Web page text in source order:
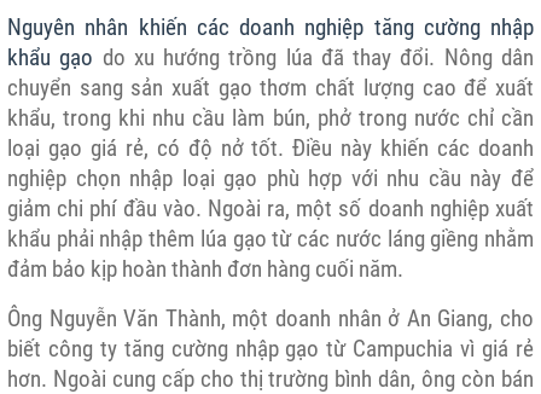
Nguyên nhân khiến các doanh nghiệp tăng cường nhập
khẩu gạo do xu hướng trồng lúa đã thay đổi. Nông dân
chuyển sang sản xuất gạo thơm chất lượng cao để xuất
khẩu, trong khi nhu cầu làm bún, phở trong nước chỉ cần
loại gạo giá rẻ, có độ nở tốt. Điều này khiến các doanh
nghiệp chọn nhập loại gạo phù hợp với nhu cầu này để
giảm chi phí đầu vào. Ngoài ra, một số doanh nghiệp xuất
khẩu phải nhập thêm lúa gạo từ các nước láng giềng nhằm
đảm bảo kịp hoàn thành đơn hàng cuối năm.
Ông Nguyễn Văn Thành, một doanh nhân ở An Giang, cho
biết công ty tăng cường nhập gạo từ Campuchia vì giá rẻ
hơn. Ngoài cung cấp cho thị trường bình dân, ông còn bán